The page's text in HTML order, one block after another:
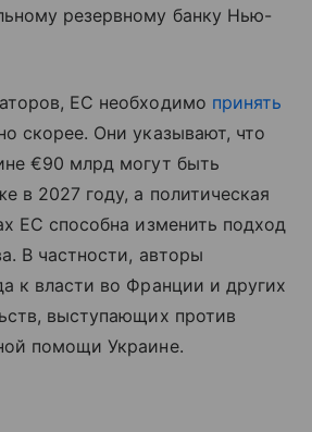
резервному банку Нью-
ЕС необходимо принять
скорее. Они указывают, что
€90 млрд могут быть
в 2027 году, а политическая
ЕС способна изменить подход
В частности, авторы
к власти во Франции и других
выступающих против
помощи Украине.